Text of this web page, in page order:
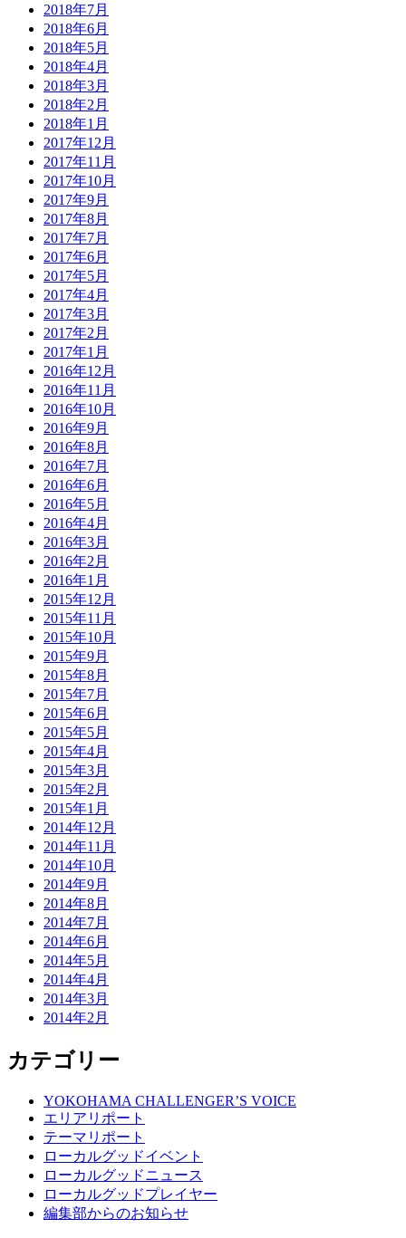
2018年7月
2018年6月
2018年5月
2018年4月
2018年3月
2018年2月
2018年1月
2017年12月
2017年11月
2017年10月
2017年9月
2017年8月
2017年7月
2017年6月
2017年5月
2017年4月
2017年3月
2017年2月
2017年1月
2016年12月
2016年11月
2016年10月
2016年9月
2016年8月
2016年7月
2016年6月
2016年5月
2016年4月
2016年3月
2016年2月
2016年1月
2015年12月
2015年11月
2015年10月
2015年9月
2015年8月
2015年7月
2015年6月
2015年5月
2015年4月
2015年3月
2015年2月
2015年1月
2014年12月
2014年11月
2014年10月
2014年9月
2014年8月
2014年7月
2014年6月
2014年5月
2014年4月
2014年3月
2014年2月
カテゴリー
YOKOHAMA CHALLENGER’S VOICE
エリアリポート
テーマリポート
ローカルグッドイベント
ローカルグッドニュース
ローカルグッドプレイヤー
編集部からのお知らせ